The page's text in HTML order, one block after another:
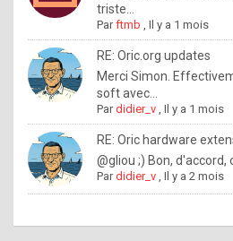
n
o
w
h
o
w
o
triste...
Parftmb ,Il y a 1 mois
RE: Oric.org updates
Merci Simon.
soft avec...
Pardidier_v ,Il y a 1 mois
RE: Oric hardware
@gliou ;) Bon, d'accord,
Pardidier_v ,Il y a 2 mois